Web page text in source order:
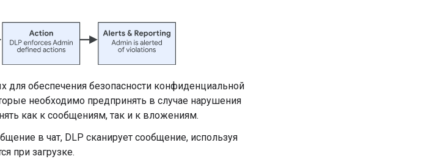
для обеспечения безопасности конфиденциальной
необходимо предпринять в случае нарушения
как к сообщениям, так и к вложениям.
в чат, DLP сканирует сообщение, используя
при загрузке.